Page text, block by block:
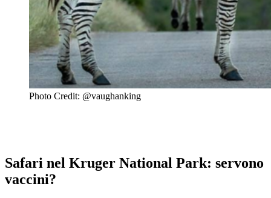
Photo Credit: @vaughanking
Safari nel Kruger National Park: servono
vaccini?